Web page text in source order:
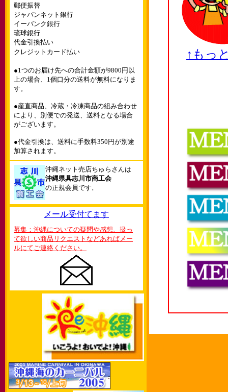
郵便振替
ジャパンネット銀行
イーバンク銀行
琉球銀行
代金引換払い
クレジットカード払い
●1つのお届け先への合計金額が9800円以
上の場合、1個口分の送料が無料になりま
す。
●産直商品、冷蔵・冷凍商品の組み合わせ
により、別便での発送、送料となる場合
がございます。
●代金引換は、送料に手数料350円が別途
加算されます。
沖縄ネット売店ちゅらさんは
沖縄県具志川市商工会
の正規会員です。
メール受付てます
募集：沖縄についての疑問や感想、扱っ
て欲しい商品リクエストなどあればメー
ルにてご連絡ください。
↑もっ